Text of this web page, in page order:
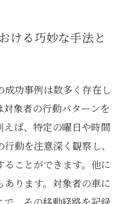
ける巧妙な手法と
功事例は数多く存在し
象者の行動パターンを
ば、特定の曜日や時間
動を注意深く観察し、
ことができます。他に
あります。対象者の車に